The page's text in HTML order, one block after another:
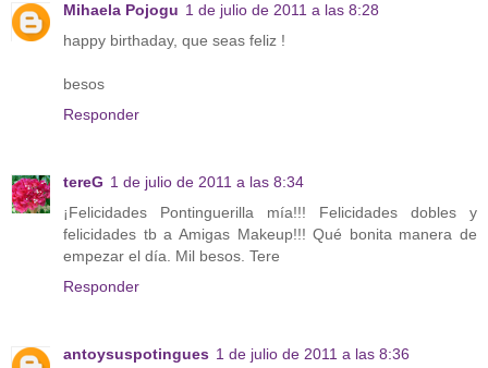
Mihaela Pojogu 1 de julio de 2011 a las 8:28
happy birthaday, que seas feliz !
besos
Responder
tereG 1 de julio de 2011 a las 8:34
¡Felicidades Pontinguerilla mía!!! Felicidades dobles y
felicidades tb a Amigas Makeup!!! Qué bonita manera de
empezar el día. Mil besos. Tere
Responder
antoysuspotingues 1 de julio de 2011 a las 8:36